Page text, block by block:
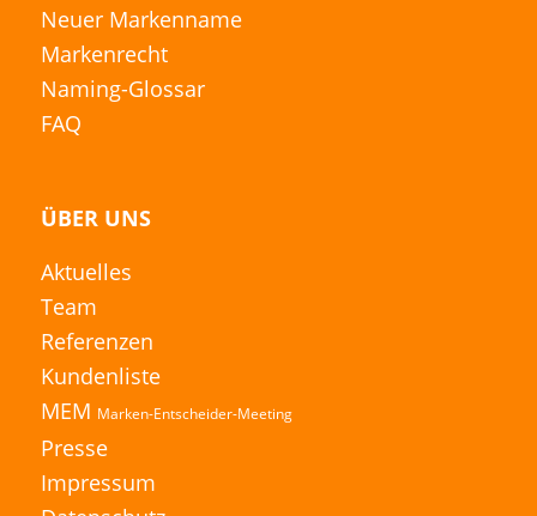
Neuer Markenname
Markenrecht
Naming-Glossar
FAQ
ÜBER UNS
Aktuelles
Team
Referenzen
Kundenliste
MEM Marken-Entscheider-Meeting
Presse
Impressum